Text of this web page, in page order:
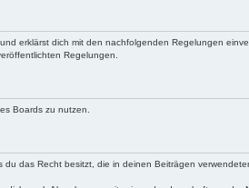
erklärst dich mit den nachfolgenden Regelungen
Regelungen.
Boards zu nutzen.
das Recht besitzt, die in deinen Beiträgen